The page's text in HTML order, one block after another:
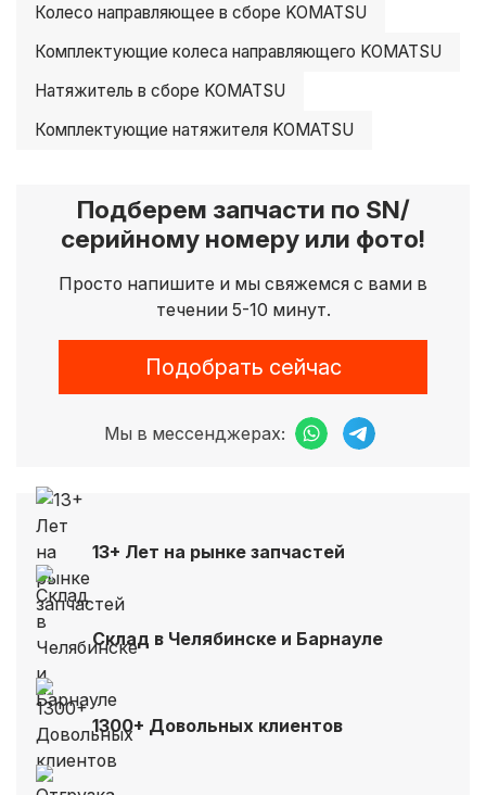
Колесо направляющее в сборе KOMATSU
Комплектующие колеса направляющего KOMATSU
Натяжитель в сборе KOMATSU
Комплектующие натяжителя KOMATSU
Подберем запчасти по SN/
серийному номеру или фото!
Просто напишите и мы свяжемся с вами в
течении 5-10 минут.
Подобрать сейчас
Мы в мессенджерах:
13+ Лет на рынке запчастей
Склад в Челябинске и Барнауле
1300+ Довольных клиентов